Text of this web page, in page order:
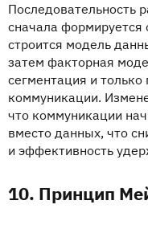
Последовательность
сначала формируется
строится модель
затем факторная
сегментация и
коммуникации.
что коммуникации
вместо данных, что
и эффективность
10. Принцип